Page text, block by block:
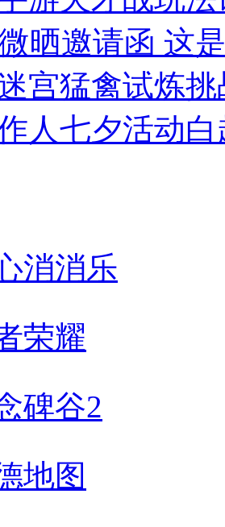
晒邀请函 这
宫猛禽试炼
人七夕活动
消消乐
荣耀
碑谷2
地图